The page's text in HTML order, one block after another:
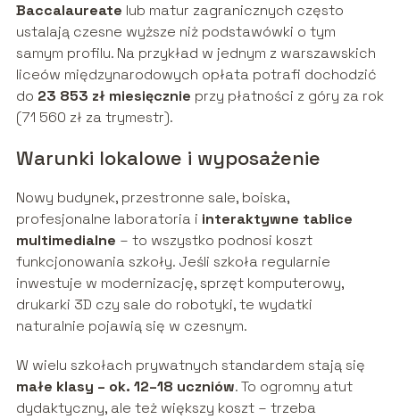
Baccalaureate lub matur zagranicznych często
ustalają czesne wyższe niż podstawówki o tym
samym profilu. Na przykład w jednym z warszawskich
liceów międzynarodowych opłata potrafi dochodzić
do 23 853 zł miesięcznie przy płatności z góry za rok
(71 560 zł za trymestr).
Warunki lokalowe i wyposażenie
Nowy budynek, przestronne sale, boiska,
profesjonalne laboratoria i interaktywne tablice
multimedialne – to wszystko podnosi koszt
funkcjonowania szkoły. Jeśli szkoła regularnie
inwestuje w modernizację, sprzęt komputerowy,
drukarki 3D czy sale do robotyki, te wydatki
naturalnie pojawią się w czesnym.
W wielu szkołach prywatnych standardem stają się
małe klasy – ok. 12–18 uczniów. To ogromny atut
dydaktyczny, ale też większy koszt – trzeba